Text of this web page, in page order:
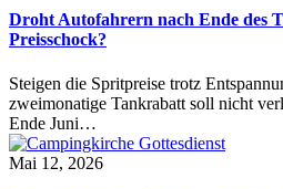
Droht Autofahrern nach Ende des
Preisschock?
Steigen die Spritpreise trotz
zweimonatige Tankrabatt soll nicht
Ende Juni…
Mai 12, 2026